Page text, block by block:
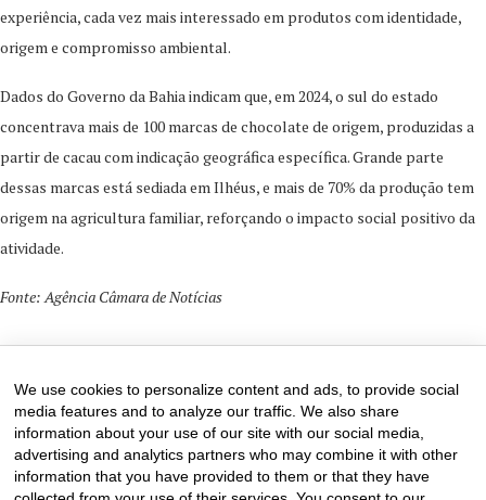
experiência, cada vez mais interessado em produtos com identidade,
origem e compromisso ambiental.
Dados do Governo da Bahia indicam que, em 2024, o sul do estado
concentrava mais de 100 marcas de chocolate de origem, produzidas a
partir de cacau com indicação geográfica específica. Grande parte
dessas marcas está sediada em Ilhéus, e mais de 70% da produção tem
origem na agricultura familiar, reforçando o impacto social positivo da
atividade.
Fonte: Agência Câmara de Notícias
We use cookies to personalize content and ads, to provide social
media features and to analyze our traffic. We also share
information about your use of our site with our social media,
advertising and analytics partners who may combine it with other
information that you have provided to them or that they have